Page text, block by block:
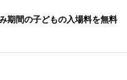
期間の子どもの入場料を無料